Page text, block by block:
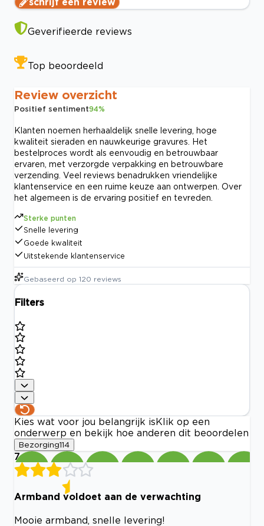
Geverifieerde reviews
Top beoordeeld
Review overzicht
Positief sentiment94%
Klanten noemen herhaaldelijk snelle levering, hoge
kwaliteit sieraden en nauwkeurige gravures. Het
bestelproces wordt als eenvoudig en betrouwbaar
ervaren, met verzorgde verpakking en betrouwbare
verzending. Veel reviews benadrukken vriendelijke
klantenservice en een ruime keuze aan ontwerpen. Over
het algemeen is de ervaring positief en tevreden.
Sterke punten
Snelle levering
Goede kwaliteit
Uitstekende klantenservice
Gebaseerd op 120 reviews
Filters
Kies wat voor jou belangrijk is Klik op een
onderwerp en bekijk hoe anderen dit beoordelen
Bezorging114
7
Armband voldoet aan de verwachting
Mooie armband, snelle levering!